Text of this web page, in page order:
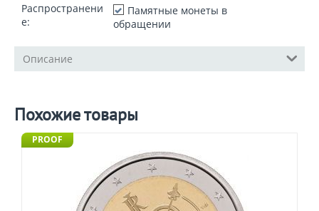
Распространени
е:
Памятные монеты в
обращении
Описание
Похожие товары
PROOF